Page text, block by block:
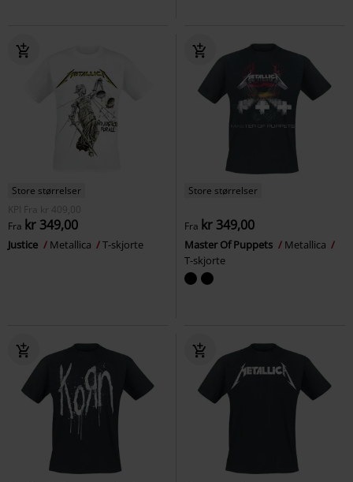
Store størrelser
KPI
Fra kr 409,00
Fra kr 349,00
Justice Metallica T-skjorte
Store størrelser
Fra kr 349,00
Master Of Puppets
Metallica
T-skjorte